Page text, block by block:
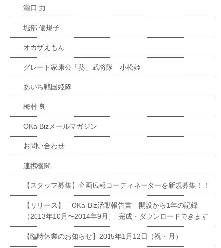
瀧口 力
堀部 優規子
オカザえもん
グレート家康公「葵」武将隊 小松姫
あいち戦国姫隊
梅村 良
OKa-Bizメールマガジン
お問い合わせ
連携機関
【スタッフ募集】企画広報コーディネーターを新規募集！！
【リリース】「OKa-Biz活動報告書 開設から1年の記録
（2013年10月〜2014年9月）｣完成・ダウンロードできます
【臨時休業のお知らせ】2015年1月12日（祝・月）